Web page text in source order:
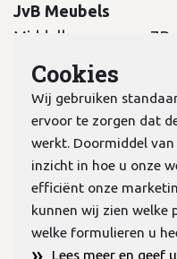
JvB Meubels
Middelkampseweg 7B
5311 PC Gameren
KvK:70978298
Privacyverklaring
Cookies
Wij gebruiken
ervoor te zorgen dat
werkt. Doormiddel
inzicht in hoe u onze
efficiënt onze
kunnen wij zien welke
welke formulieren u
Lees meer en geef